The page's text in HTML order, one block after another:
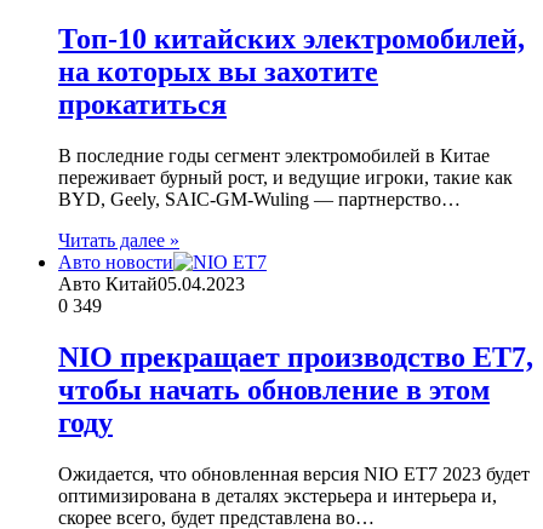
Топ-10 китайских электромобилей,
на которых вы захотите
прокатиться
В последние годы сегмент электромобилей в Китае
переживает бурный рост, и ведущие игроки, такие как
BYD, Geely, SAIC-GM-Wuling — партнерство…
Читать далее »
Авто новости
Авто Китай05.04.2023
0 349
NIO прекращает производство ET7,
чтобы начать обновление в этом
году
Ожидается, что обновленная версия NIO ET7 2023 будет
оптимизирована в деталях экстерьера и интерьера и,
скорее всего, будет представлена во…